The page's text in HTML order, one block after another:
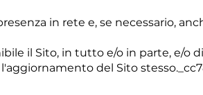
in rete e, se necessario,
il Sito, in tutto e/o in parte, e/o
del Sito